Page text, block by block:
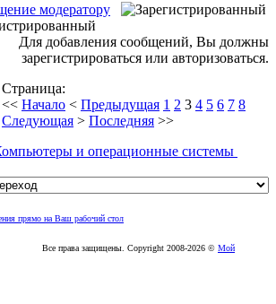
модератору
Для добавления сообщений, Вы должны
зарегистрироваться или авторизоваться.
Страница:
<< Начало < Предыдущая 1 2 3 4 5 6 7 8
Следующая > Последняя >>
и операционные системы
Все права защищены. Copyright 2008-2026 © Мой